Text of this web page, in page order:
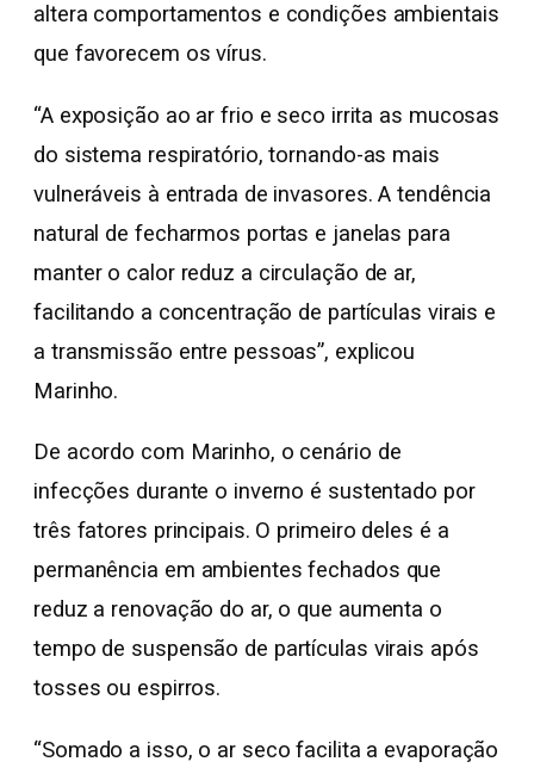
altera comportamentos e condições ambientais
que favorecem os vírus.
“A exposição ao ar frio e seco irrita as mucosas
do sistema respiratório, tornando-as mais
vulneráveis à entrada de invasores. A tendência
natural de fecharmos portas e janelas para
manter o calor reduz a circulação de ar,
facilitando a concentração de partículas virais e
a transmissão entre pessoas”, explicou
Marinho.
De acordo com Marinho, o cenário de
infecções durante o inverno é sustentado por
três fatores principais. O primeiro deles é a
permanência em ambientes fechados que
reduz a renovação do ar, o que aumenta o
tempo de suspensão de partículas virais após
tosses ou espirros.
“Somado a isso, o ar seco facilita a evaporação